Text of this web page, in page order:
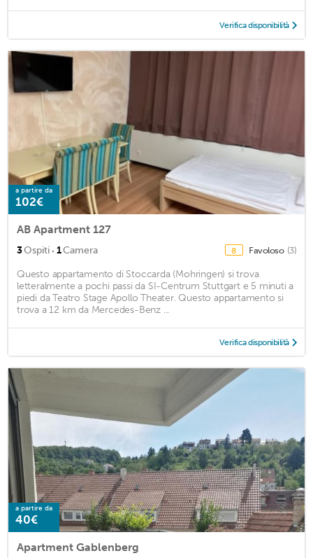
Verifica disponibilità
a partire da
102€
AB Apartment 127
3Ospiti · 1Camera 8 Favoloso (3)
Questo appartamento di Stoccarda (Mohringen) si trova
letteralmente a pochi passi da SI-Centrum Stuttgart e 5 minuti a
piedi da Teatro Stage Apollo Theater. Questo appartamento si
trova a 12 km da Mercedes-Benz ...
Verifica disponibilità
a partire da
40€
Apartment Gablenberg